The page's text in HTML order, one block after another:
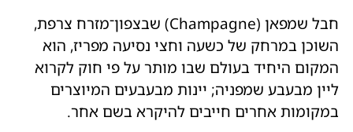
חבל שמפאן (Champagne) שבצפון־מזרח צרפת,
השוכן במרחק של כשעה וחצי נסיעה מפריז, הוא
המקום היחיד בעולם שבו מותר על פי חוק לקרוא
ליין מבעבע שמפניה; יינות מבעבעים המיוצרים
במקומות אחרים חייבים להיקרא בשם אחר.